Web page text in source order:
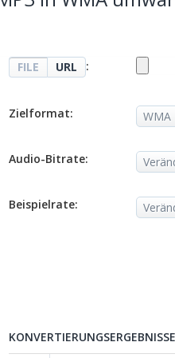
FILE URL :
Zielformat:
Audio-Bitrate:
Beispielrate: